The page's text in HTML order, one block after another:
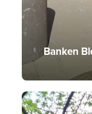
Banken